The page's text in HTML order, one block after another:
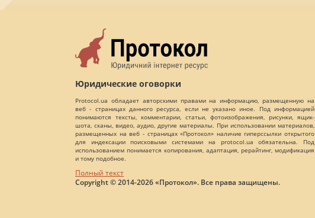
Юридические оговорки
Protocol.ua обладает авторскими правами на информацию, размещенную на
веб - страницах данного ресурса, если не указано иное. Под информацией
понимаются тексты, комментарии, статьи, фотоизображения, рисунки, ящик-
шота, сканы, видео, аудио, другие материалы. При использовании материалов,
размещенных на веб - страницах «Протокол» наличие гиперссылки открытого
для индексации поисковыми системами на protocol.ua обязательна. Под
использованием понимается копирования, адаптация, рерайтинг, модификация
и тому подобное.
Полный текст
Copyright © 2014-2026 «Протокол». Все права защищены.